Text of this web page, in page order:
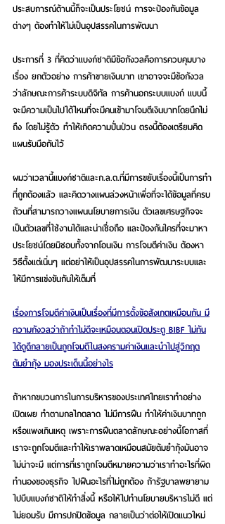
ประสบการณ์ด้านนี้ก็จะเป็นประโยชน์ การจะป้องกันข้อมูล
ต่างๆ ต้องทำให้ไม่เป็นอุปสรรคในการพัฒนา
ประการที่ 3 ที่คิดว่าแบงก์ชาติมีข้อกังวลคือการควบคุมบาง
เรื่อง ยกตัวอย่าง การค้าขายเงินบาท เขาอาจจะมีข้อกังวล
ว่าลักษณะการค้าระบบดิจิทัล การค้านอกระบบแบงก์ แบบนี้
จะมีความเป็นไปได้ไหมที่จะมีคนเข้ามาโจมตีเงินบาทโดยนึกไม่
ถึง โดยไม่รู้ตัว ทำให้เกิดความปั่นป่วน ตรงนี้ต้องเตรียมคิด
แผนรับมือกันไว้
ผมว่าเวลานี้แบงก์ชาติและก.ล.ต.ที่มีการขยับเรื่องนี้เป็นการทำ
ที่ถูกต้องแล้ว และคิดวางแผนล่วงหน้าเพื่อที่จะได้ข้อมูลที่ครบ
ถ้วนที่สามารถวางแผนนโยบายการเงิน ตัวเลขเศรษฐกิจจะ
เป็นตัวเลขที่ใช้งานได้และน่าเชื่อถือ และป้องกันใครที่จะมาหา
ประโยชน์โดยมิชอบทั้งจากโอนเงิน การโจมตีค่าเงิน ต้องหา
วิธีตั้งแต่เนิ่นๆ แต่อย่าให้เป็นอุปสรรคในการพัฒนาระบบและ
ให้มีการแข่งขันกันให้เต็มที่
เรื่องการโจมตีค่าเงินเป็นเรื่องที่มีการตั้งข้อสังเกตเหมือนกัน มี
ความกังวลว่าถ้าทำไม่ดีจะเหมือนตอนเปิดประตู BIBF ไม่ทัน
ได้ดูดีกลายเป็นถูกโจมตีในสงครามค่าเงินและนำไปสู่วิกฤต
ต้มยำกุ้ง มองประเด็นนี้อย่างไร
ถ้าหากขบวนการในการบริหารของประเทศไทยเราทำอย่าง
เปิดเผย ทำตามกลไกตลาด ไม่มีการฝืน ทำให้ค่าเงินบาทถูก
หรือแพงเกินเหตุ เพราะการฝืนตลาดลักษณะอย่างนี้โอกาสที่
เราจะถูกโจมตีและทำให้เราพลาดเหมือนสมัยต้มยำกุ้งมันอาจ
ไม่น่าจะมี แต่การที่เราถูกโจมตีหมายความว่าเราทำอะไรที่ผิด
ทำนองของธุรกิจ ไปฝืนอะไรที่ไม่ถูกต้อง ถ้ารัฐบาลพยายาม
ไปบีบแบงก์ชาติให้ทำสิ่งนี้ หรือให้ไปทำนโยบายบริหารไม่ดี แต่
ไม่ยอมรับ มีการปกปิดข้อมูล กลายเป็นว่าต่อให้เปิดแนวใหม่